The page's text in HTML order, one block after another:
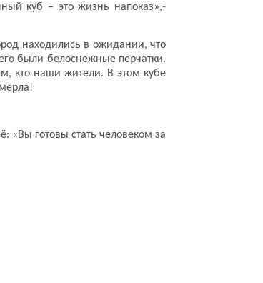
куб – это жизнь напоказ»,-
находились в ожидании, что
были белоснежные перчатки.
кто наши жители. В этом кубе
«Вы готовы стать человеком за